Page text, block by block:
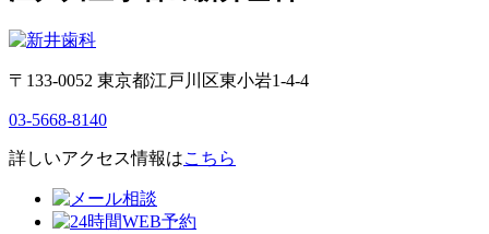
〒133-0052 東京都江戸川区東小岩1-4-4
03-5668-8140
詳しいアクセス情報はこちら